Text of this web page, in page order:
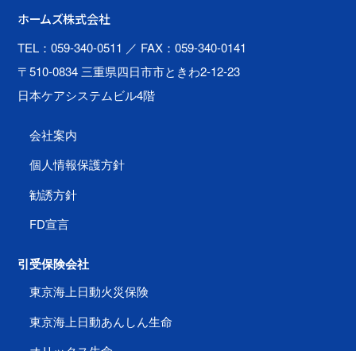
ホームズ株式会社
TEL：059-340-0511 ／ FAX：059-340-0141
〒510-0834 三重県四日市市ときわ2-12-23
日本ケアシステムビル4階
会社案内
個人情報保護方針
勧誘方針
FD宣言
引受保険会社
東京海上日動火災保険
東京海上日動あんしん生命